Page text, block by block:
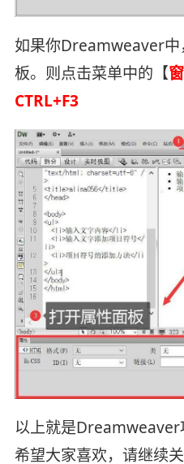
如果你Dreamweaver中
板。则点击菜单中的【
CTRL+F3
以上就是Dreamweaver
希望大家喜欢，请继续关